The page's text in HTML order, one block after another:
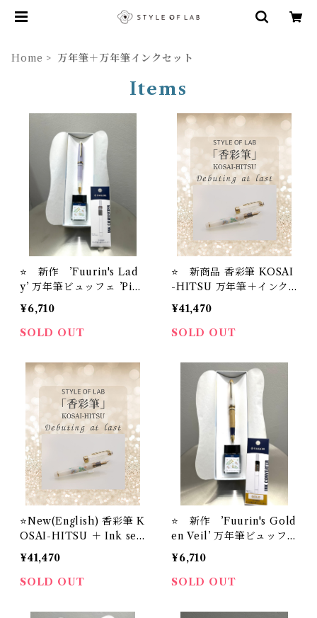
Home 万年筆＋万年筆インクセット
Items
⭐️ 新作 ’Fuurin's Lad
y’ 万年筆ビュッフェ ’Pick
Who？'コレクション+ オ
リジナル万年筆インク＃2
4+ インク吸入器コンバー
れサービス】
¥6,710
SOLD OUT
⭐️ 新商品 香彩筆 KOSAI
-HITSU 万年筆＋インク
セット STYLE OF LAB
オリジナル万年筆＋万年筆
インク＃24
¥41,470
SOLD OUT
⭐️New(English) 香彩筆 K
OSAI-HITSU ＋ Ink set
STYLE OF LAB Origi
nal Fountain Pen＋Foun
tain Pen Ink＃24
¥41,470
SOLD OUT
⭐️ 新作 ’Fuurin's Gold
en Veil’ 万年筆ビュッフ
ェ ’Pick Who？'コレクシ
ョン+ オリジナル万年筆イ
ンク＃24+ インク吸入器
【お名入れサービス】
¥6,710
SOLD OUT